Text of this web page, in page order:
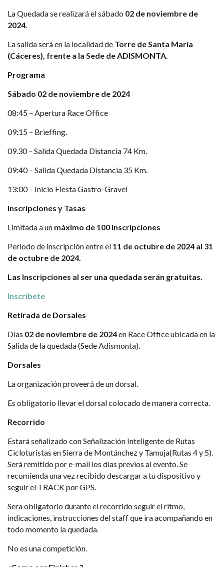
La Quedada se realizará el sábado 02 de noviembre de
2024.
La salida será en la localidad de Torre de Santa María
(Cáceres), frente a la Sede de ADISMONTA.
Programa
Sábado 02 de noviembre de 2024
08:45 – Apertura Race Office
09:15 – Brieffing.
09.30 – Salida Quedada Distancia 74 Km.
09:40 – Salida Quedada Distancia 35 Km.
13:00 – Inicio Fiesta Gastro-Gravel
Inscripciones y Tasas
Limitada a un máximo de 100 inscripciones
Periodo de inscripción entre el 11 de octubre de 2024 al 31
de octubre de 2024.
Las Inscripciones al ser una quedada serán gratuitas.
Inscríbete
Retirada de Dorsales
Días 02 de noviembre de 2024en Race Office ubicada en la
Salida de la quedada (Sede Adismonta).
Dorsales
La organización proveerá de un dorsal.
Es obligatorio llevar el dorsal colocado de manera correcta.
Recorrido
Estará señalizado con Señalización Inteligente de Rutas
Cicloturistas en Sierra de Montánchez y Tamuja(Rutas 4 y 5).
Será remitido por e-mail los días previos al evento. Se
recomienda una vez recibido descargar a tu dispositivo y
seguir el TRACK por GPS.
Sera obligatorio durante el recorrido seguir el ritmo,
indicaciones, instrucciones del staff que ira acompañando en
todo momento la quedada.
No es una competición.